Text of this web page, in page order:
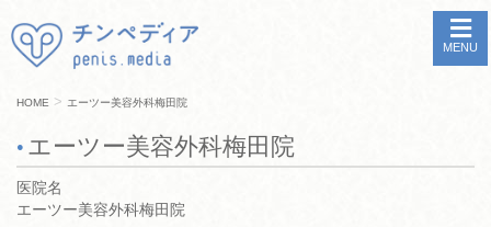
MENU
HOME > エーツー美容外科梅田院
エーツー美容外科梅田院
医院名
エーツー美容外科梅田院